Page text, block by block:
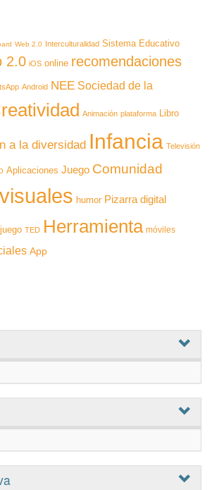
Web 2.0 Interculturalidad Sistema Educativo
2.0 iOS online recomendaciones
Android NEE Sociedad de la
Animación plataforma Libro
a la diversidad Infancia Televisión
Aplicaciones Juego Comunidad
humor Pizarra digital
juego TED Herramienta móviles
App